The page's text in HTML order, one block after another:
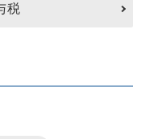
税